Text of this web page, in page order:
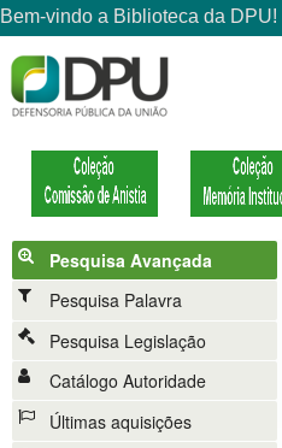
Pesquisa Avançada
Pesquisa Palavra
Pesquisa Legislação
Catálogo Autoridade
Últimas aquisições